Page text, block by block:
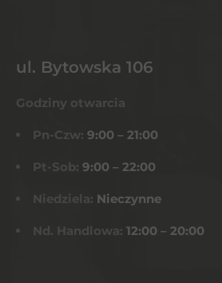
ul. Bytowska 106
Godziny otwarcia
Pn-Czw: 9:00 – 21:00
Pt-Sob: 9:00 – 22:00
Niedziela: Nieczynne
Nd. Handlowa: 12:00 – 20:00